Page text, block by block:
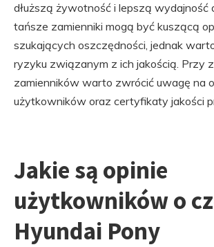
dłuższą żywotność i lepszą wydajność
tańsze zamienniki mogą być kuszącą
szukających oszczędności, jednak
ryzyku związanym z ich jakością. Przy
zamienników warto zwrócić uwagę na
użytkowników oraz certyfikaty jakości
Jakie są opinie
użytkowników o
Hyundai Pony